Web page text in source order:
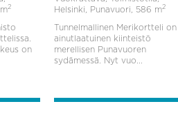
2
on
Helsinki, Punavuori, 586 m2
Tunnelmallinen Merikortteli on
ainutlaatuinen kiinteistö
merellisen Punavuoren
sydämessä. Nyt vuo...